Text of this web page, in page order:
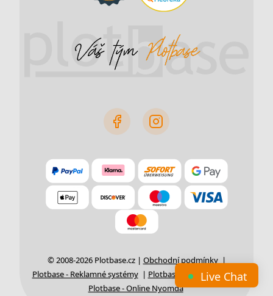
© 2008-2026 Plotbase.cz | Obchodní podmínky |
Plotbase - Reklamné systémy | Plotbase - Online-Druck|
Plotbase - Online Nyomda
Live Chat